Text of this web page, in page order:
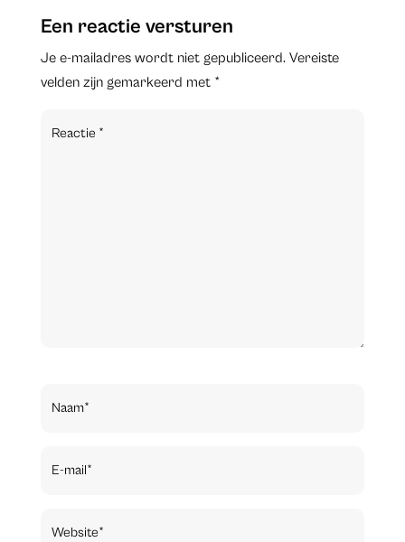
Een reactie versturen
Je e-mailadres wordt niet gepubliceerd. Vereiste
velden zijn gemarkeerd met *